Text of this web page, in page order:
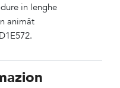
in lenghe
animât